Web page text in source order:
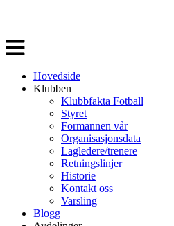
Veksle
navigasjon
Hovedside
Klubben
Klubbfakta Fotball
Styret
Formannen vår
Organisasjonsdata
Lagledere/trenere
Retningslinjer
Historie
Kontakt oss
Varsling
Blogg